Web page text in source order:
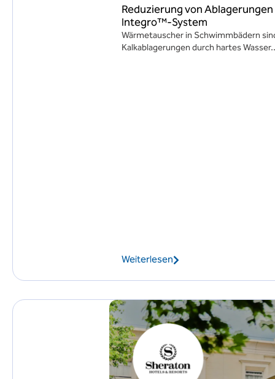
Reduzierung von
Integro™-System
Wärmetauscher in Schwimmbädern
Kalkablagerungen durch hartes
Weiterlesen